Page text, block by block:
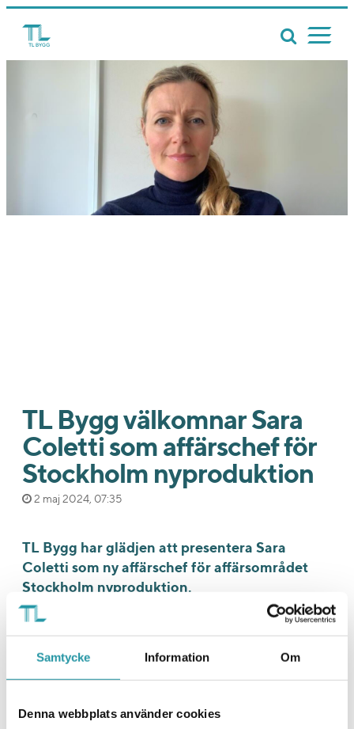
Samtycke Information Om
Denna webbplats använder cookies
TL Bygg välkomnar Sara
Coletti som affärschef för
Stockholm nyproduktion
2 maj 2024, 07:35
TL Bygg har glädjen att presentera Sara
Coletti som ny affärschef för affärsområdet
Stockholm nyproduktion.
Med lång erfarenhet inom byggbranschen på
företag som Ikano Bostadsproduktion, JM
Entreprenad och Sweco Management är Sara en
Vi är väldigt glada över att välkomna Sara till vårt